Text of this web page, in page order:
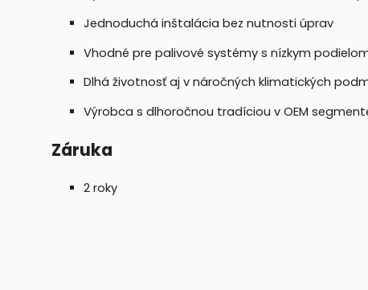
Jednoduchá inštalácia bez nutnosti úprav
Vhodné pre palivové systémy s nízkym
Dlhá životnosť aj v náročných klimatických
Výrobca s dlhoročnou tradíciou v OEM
Záruka
2 roky